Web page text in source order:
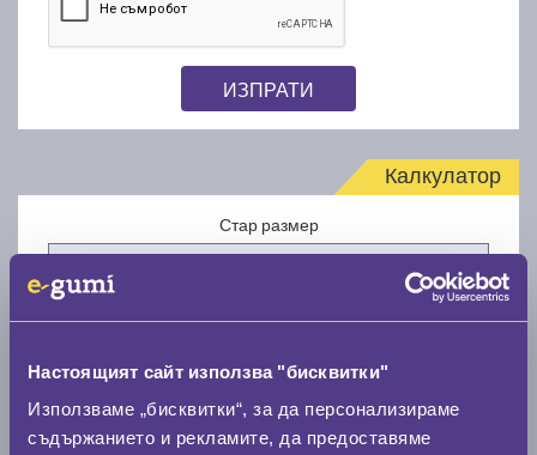
Настоящият сайт използва "бисквитки"
Използваме „бисквитки“, за да персонализираме
съдържанието и рекламите, да предоставяме
ИЗПРАТИ
Калкулатор
Стар размер
Нов размер